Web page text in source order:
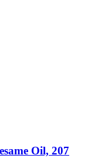
Oil, 207